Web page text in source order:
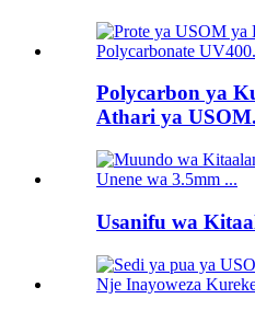
Polycarbon ya
Athari ya
Usanifu wa